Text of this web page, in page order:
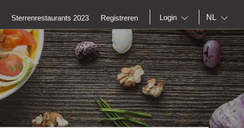
Sterrenrestaurants 2023 Registreren Login NL